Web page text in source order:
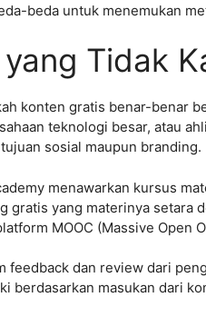
beda untuk menemukan
Tidak
konten gratis benar-benar
teknologi besar, atau
sosial maupun branding.
menawarkan kursus
gratis yang materinya
MOOC (Massive Open
feedback dan review dari
berdasarkan masukan dari